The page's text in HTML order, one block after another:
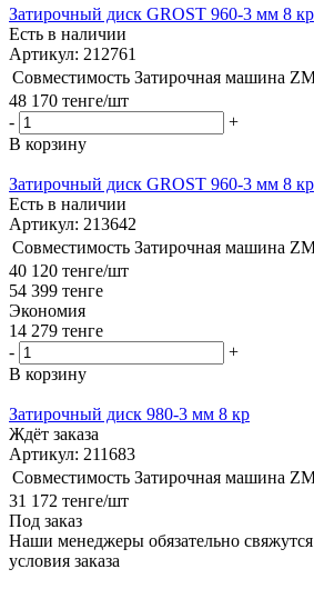
Затирочный диск GROST 960-3 мм 8 кр
Есть в наличии
Артикул: 212761
Совместимость Затирочная машина
48 170 тенге/шт
-
+
В корзину
Затирочный диск GROST 960-3 мм 8 кр
Есть в наличии
Артикул: 213642
Совместимость Затирочная машина
40 120 тенге/шт
54 399 тенге
Экономия
14 279 тенге
-
+
В корзину
Затирочный диск 980-3 мм 8 кр
Ждёт заказа
Артикул: 211683
Совместимость Затирочная машина
31 172 тенге/шт
Под заказ
Наши менеджеры обязательно
условия заказа